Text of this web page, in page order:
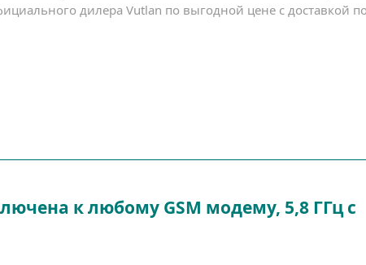
дилера Vutlan по выгодной цене с доставкой
к любому GSM модему, 5,8 ГГц с